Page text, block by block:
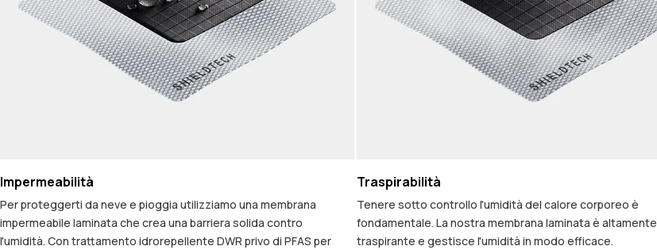
Impermeabilità
Per proteggerti da neve e pioggia utilizziamo una membrana
impermeabile laminata che crea una barriera solida contro
l'umidità. Con trattamento idrorepellente DWR privo di PFAS per
Traspirabilità
Tenere sotto controllo l'umidità del calore corporeo è
fondamentale. La nostra membrana laminata è altamente
traspirante e gestisce l'umidità in modo efficace.